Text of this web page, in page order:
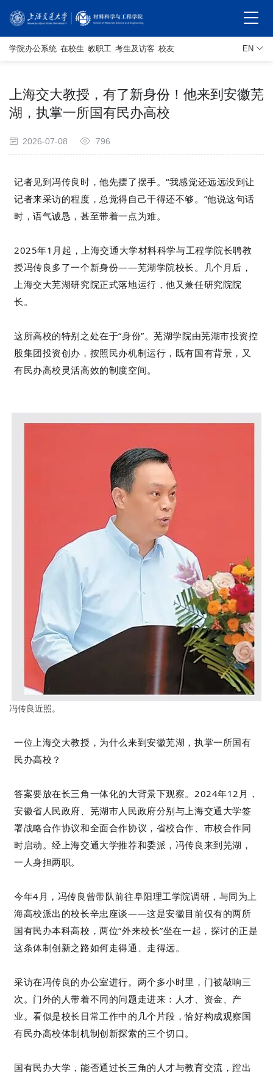
学院办公系统 在校生 教职工 考生及访客 校友 EN
上海交大教授，有了新身份！他来到安徽芜
湖，执掌一所国有民办高校
2026-07-08 796
记者见到冯传良时，他先摆了摆手。“我感觉还远远没到让
记者来采访的程度，总觉得自己干得还不够。”他说这句话
时，语气诚恳，甚至带着一点为难。
2025年1月起，上海交通大学材料科学与工程学院长聘教
授冯传良多了一个新身份——芜湖学院校长。几个月后，
上海交大芜湖研究院正式落地运行，他又兼任研究院院
长。
这所高校的特别之处在于“身份”。芜湖学院由芜湖市投资控
股集团投资创办，按照民办机制运行，既有国有背景，又
有民办高校灵活高效的制度空间。
冯传良近照。
一位上海交大教授，为什么来到安徽芜湖，执掌一所国有
民办高校？
答案要放在长三角一体化的大背景下观察。2024年12月，
安徽省人民政府、芜湖市人民政府分别与上海交通大学签
署战略合作协议和全面合作协议，省校合作、市校合作同
时启动。经上海交通大学推荐和委派，冯传良来到芜湖，
一人身担两职。
今年4月，冯传良曾带队前往阜阳理工学院调研，与同为上
海高校派出的校长辛忠座谈——这是安徽目前仅有的两所
国有民办本科高校，两位“外来校长”坐在一起，探讨的正是
这条体制创新之路如何走得通、走得远。
采访在冯传良的办公室进行。两个多小时里，门被敲响三
次。门外的人带着不同的问题走进来：人才、资金、产
业。看似是校长日常工作中的几个片段，恰好构成观察国
有民办高校体制机制创新探索的三个切口。
国有民办大学，能否通过长三角的人才与教育交流，蹚出